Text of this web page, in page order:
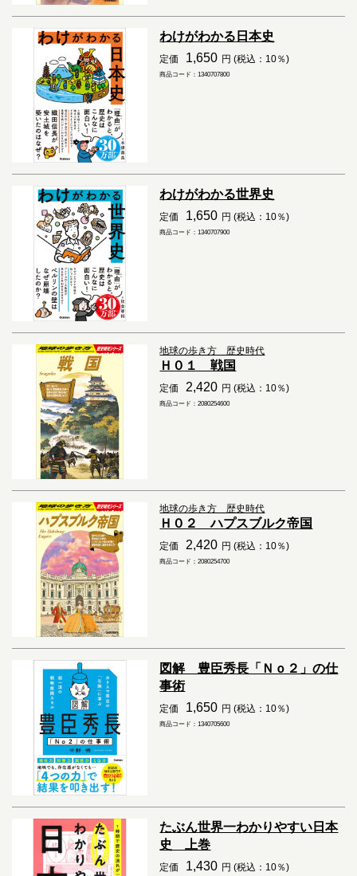
わけがわかる日本史
定価 1,650 円 (税込：10％)
商品コード：1340707800
わけがわかる世界史
定価 1,650 円 (税込：10％)
商品コード：1340707900
地球の歩き方 歴史時代
Ｈ０１ 戦国
定価 2,420 円 (税込：10％)
商品コード：2080254600
地球の歩き方 歴史時代
Ｈ０２ ハプスブルク帝国
定価 2,420 円 (税込：10％)
商品コード：2080254700
図解 豊臣秀長「Ｎｏ２」の仕
事術
定価 1,650 円 (税込：10％)
商品コード：1340705600
たぶん世界一わかりやすい日本
史 上巻
定価 1,430 円 (税込：10％)